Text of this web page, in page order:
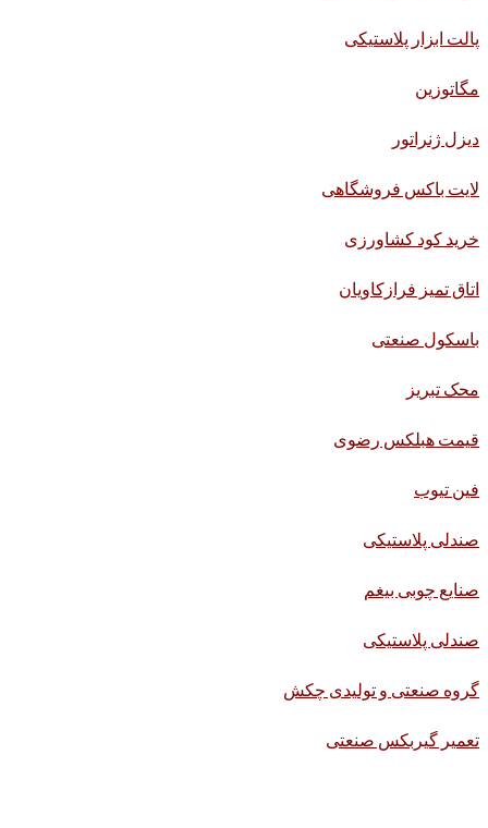
پالت ابزار پلاستیکی
مگاتوزین
دیزل ژنراتور
لایت باکس فروشگاهی
خرید کود کشاورزی
اتاق تمیز فرازکاویان
باسکول صنعتی
محک تبریز
قیمت هبلکس رضوی
فین تیوب
صندلی پلاستیکی
صنایع چوبی بیغم
صندلی پلاستیکی
گروه صنعتی و تولیدی چکش
تعمیر گیربکس صنعتی